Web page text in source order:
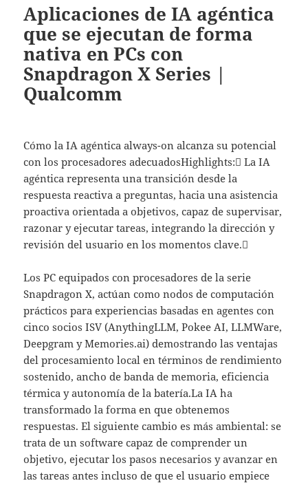
Aplicaciones de IA agéntica
que se ejecutan de forma
nativa en PCs con
Snapdragon X Series |
Qualcomm
Cómo la IA agéntica always-on alcanza su potencial
con los procesadores adecuadosHighlights: La IA
agéntica representa una transición desde la
respuesta reactiva a preguntas, hacia una asistencia
proactiva orientada a objetivos, capaz de supervisar,
razonar y ejecutar tareas, integrando la dirección y
revisión del usuario en los momentos clave.
Los PC equipados con procesadores de la serie
Snapdragon X, actúan como nodos de computación
prácticos para experiencias basadas en agentes con
cinco socios ISV (AnythingLLM, Pokee AI, LLMWare,
Deepgram y Memories.ai) demostrando las ventajas
del procesamiento local en términos de rendimiento
sostenido, ancho de banda de memoria, eficiencia
térmica y autonomía de la batería.La IA ha
transformado la forma en que obtenemos
respuestas. El siguiente cambio es más ambiental: se
trata de un software capaz de comprender un
objetivo, ejecutar los pasos necesarios y avanzar en
las tareas antes incluso de que el usuario empiece